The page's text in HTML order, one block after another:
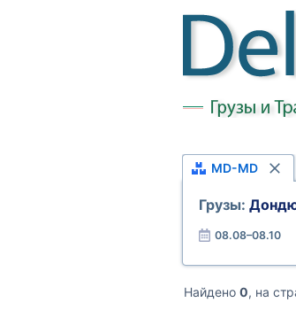
MD-MD
Грузы:
08.08–08.10
Найдено 0, на